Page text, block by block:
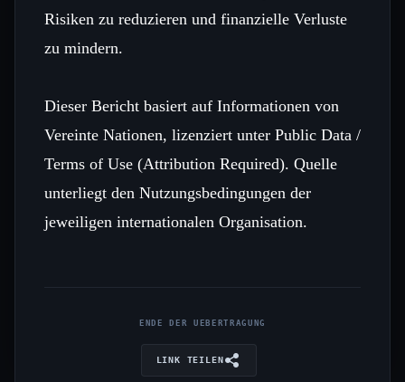
Risiken zu reduzieren und finanzielle Verluste
zu mindern.
Dieser Bericht basiert auf Informationen von
Vereinte Nationen, lizenziert unter Public Data /
Terms of Use (Attribution Required). Quelle
unterliegt den Nutzungsbedingungen der
jeweiligen internationalen Organisation.
ENDE DER UEBERTRAGUNG
LINK TEILEN